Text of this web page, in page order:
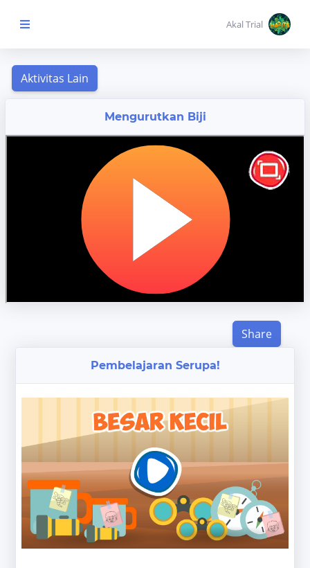
Beranda Anak
Akal Trial
Mengurutkan Biji
Share
Pembelajaran Serupa!